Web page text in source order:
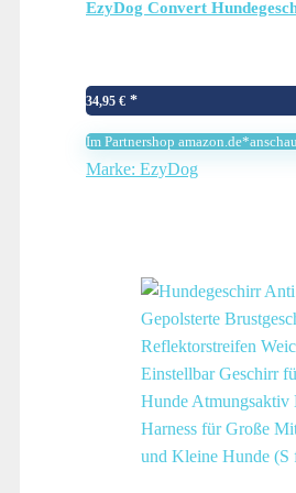
EzyDog Convert
34,95 €
Im Partnershop
Marke: EzyDog